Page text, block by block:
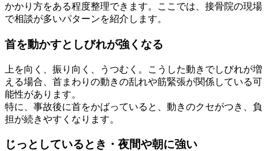
かかり方をある程度整理できます。ここでは、接骨院の現場
で相談が多いパターンを紹介します。
首を動かすとしびれが強くなる
上を向く、振り向く、うつむく。こうした動きでしびれが増
える場合、首まわりの動きの乱れや筋緊張が関係している可
能性があります。
特に、事故後に首をかばっていると、動きのクセがつき、負
担が続きやすくなります。
じっとしているとき・夜間や朝に強い